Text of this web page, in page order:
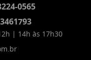
0565
| 14h às 17h30